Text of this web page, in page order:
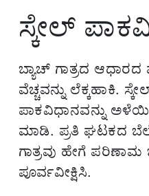
ಸ್ಕೇಲ್
ಬ್ಯಾಚ್ ಗಾತ್ರದ
ವೆಚ್ಚವನ್ನು ಲೆಕ್ಕಹಾಕಿ.
ಪಾಕವಿಧಾನವನ್ನು
ಮಾಡಿ. ಪ್ರತಿ ಘಟಕದ
ಗಾತ್ರವು ಹೇಗೆ ಪರಿಣಾಮ
ಪೂರ್ವವೀಕ್ಷಿಸಿ.